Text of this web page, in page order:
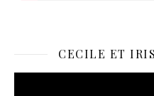
CECILE ET